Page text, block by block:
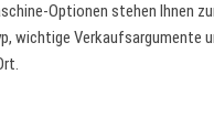
Optionen stehen Ihnen
wichtige Verkaufsargumente